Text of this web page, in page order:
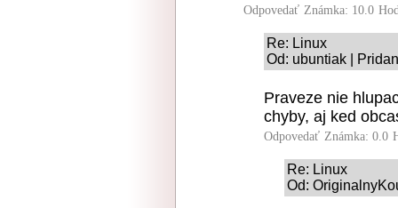
Odpovedať Známka: 10.0
Re: Linux
Od: ubuntiak |
Praveze nie
chyby, aj ked
Odpovedať Známka: 0.0
Re: Linux
Od: